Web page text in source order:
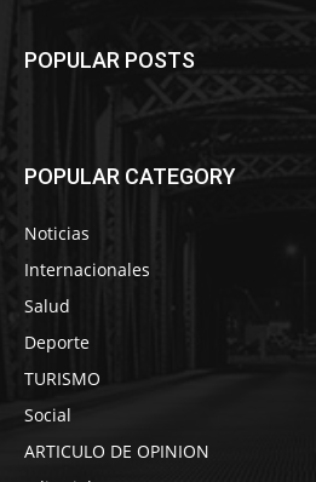
POPULAR POSTS
POPULAR CATEGORY
Noticias
Internacionales
Salud
Deporte
TURISMO
Social
ARTICULO DE OPINION